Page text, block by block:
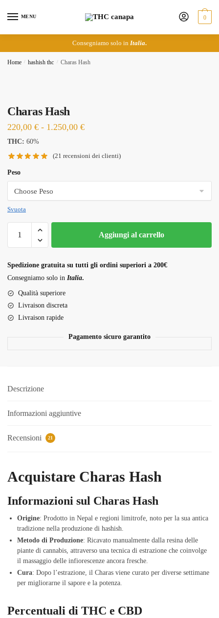
MENU 0
Consegniamo solo in Italia.
Home / hashish thc / Charas Hash
Charas Hash
220,00 € - 1.250,00 €Fascia
prezzo:
220,00 €
THC: 60%
(21 recensioni dei clienti)
Peso
Svuota
Hash
Aggiungi al carrello
Spedizione gratuita su tutti gli ordini superiori a 200€
Consegniamo solo in Italia.
Qualità superiore
Livraison discreta
Livraison rapide
Pagamento sicuro garantito
Descrizione
Informazioni aggiuntive
Recensioni 21
Acquistare Charas Hash
Informazioni sul Charas Hash
Origine: Prodotto in Nepal e regioni limitrofe, noto per la sua antica
tradizione nella produzione di hashish.
Metodo di Produzione: Ricavato manualmente dalla resina delle
piante di cannabis, attraverso una tecnica di estrazione che coinvolge
il massaggio delle infiorescenze ancora fresche.
Cura: Dopo l’estrazione, il Charas viene curato per diverse settimane
per migliorarne il sapore e la potenza.
Percentuali di THC e CBD